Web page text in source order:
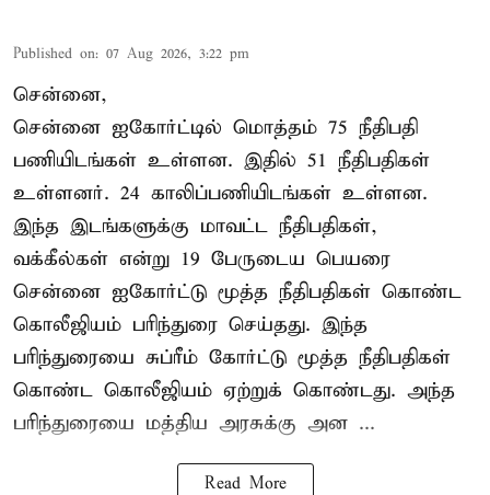
Published on: 07 Aug 2026, 3:22 pm
சென்னை,
சென்னை ஐகோர்ட்டில் மொத்தம் 75 நீதிபதி
பணியிடங்கள் உள்ளன. இதில் 51 நீதிபதிகள்
உள்ளனர். 24 காலிப்பணியிடங்கள் உள்ளன.
இந்த இடங்களுக்கு மாவட்ட நீதிபதிகள்,
வக்கீல்கள் என்று 19 பேருடைய பெயரை
சென்னை ஐகோர்ட்டு மூத்த நீதிபதிகள் கொண்ட
கொலீஜியம் பரிந்துரை செய்தது. இந்த
பரிந்துரையை சுப்ரீம் கோர்ட்டு மூத்த நீதிபதிகள்
கொண்ட கொலீஜியம் ஏற்றுக் கொண்டது. அந்த
பரிந்துரையை மத்திய அரசுக்கு அன ...
Read More